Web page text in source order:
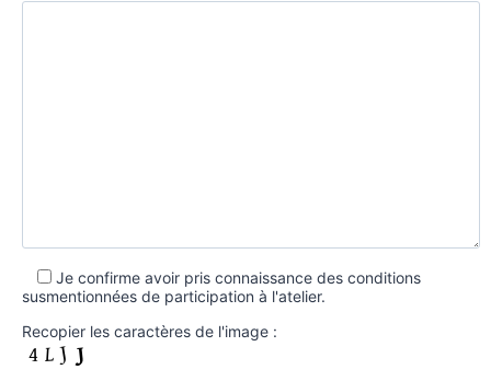
Je confirme avoir pris connaissance des conditions
susmentionnées de participation à l'atelier.
Recopier les caractères de l'image :